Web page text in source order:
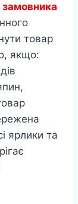
замовника
товар
якщо:
ярлики та